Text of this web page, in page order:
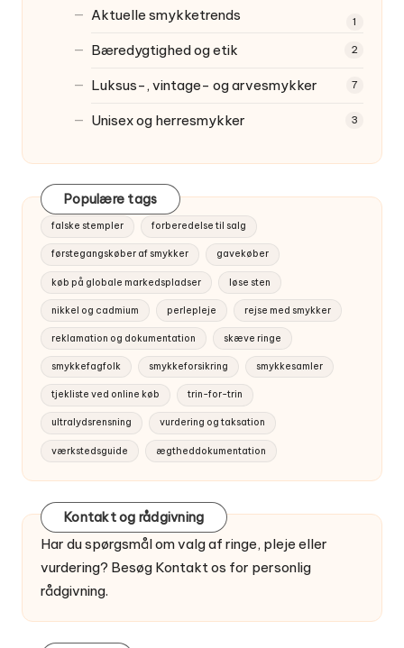
Aktuelle smykketrends 1
Bæredygtighed og etik 2
Luksus-, vintage- og arvesmykker 7
Unisex og herresmykker 3
Populære tags
falske stempler forberedelse til salg
førstegangskøber af smykker gavekøber
køb på globale markedspladser løse sten
nikkel og cadmium perlepleje rejse med smykker
reklamation og dokumentation skæve ringe
smykkefagfolk smykkeforsikring smykkesamler
tjekliste ved online køb trin-for-trin
ultralydsrensning vurdering og taksation
værkstedsguide ægtheddokumentation
Kontakt og rådgivning
Har du spørgsmål om valg af ringe, pleje eller
vurdering? Besøg Kontakt os for personlig
rådgivning.